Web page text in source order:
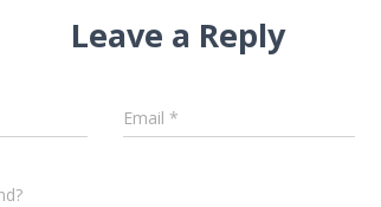
Leave a Reply
Email *